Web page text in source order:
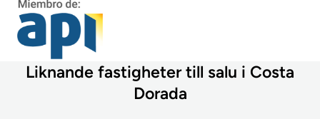
Liknande fastigheter till salu i Costa
Dorada